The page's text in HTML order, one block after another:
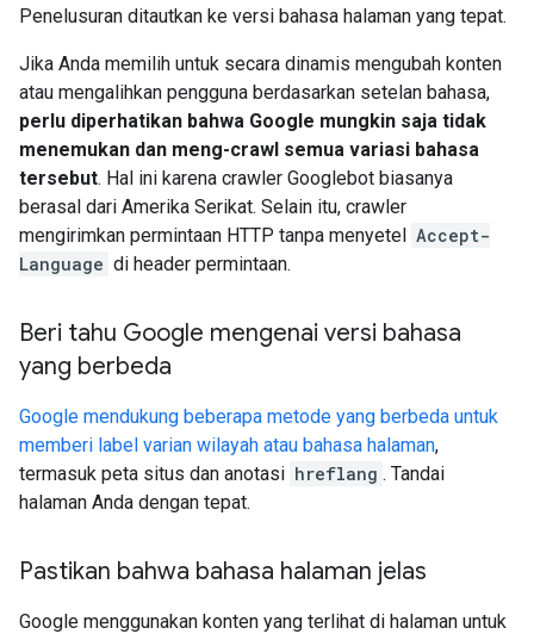
Penelusuran ditautkan ke versi bahasa halaman yang tepat.
Jika Anda memilih untuk secara dinamis mengubah konten
atau mengalihkan pengguna berdasarkan setelan bahasa,
perlu diperhatikan bahwa Google mungkin saja tidak
menemukan dan meng-crawl semua variasi bahasa
tersebut. Hal ini karena crawler Googlebot biasanya
berasal dari Amerika Serikat. Selain itu, crawler
mengirimkan permintaan HTTP tanpa menyetel Accept-
Language di header permintaan.
Beri tahu Google mengenai versi bahasa
yang berbeda
Google mendukung beberapa metode yang berbeda untuk
memberi label varian wilayah atau bahasa halaman,
termasuk peta situs dan anotasi hreflang . Tandai
halaman Anda dengan tepat.
Pastikan bahwa bahasa halaman jelas
Google menggunakan konten yang terlihat di halaman untuk